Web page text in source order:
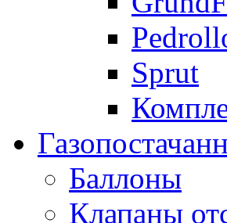
Sprut
Баллоны
Клапаны